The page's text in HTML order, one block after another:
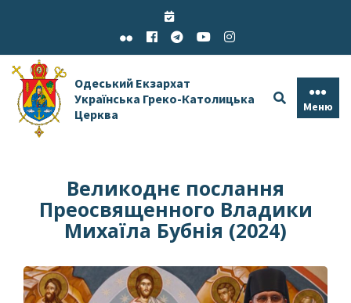
Одеський Екзархат
Українська Греко-Католицька
Церква
Меню
Великоднє послання
Преосвященного Владики
Михаїла Бубнія (2024)